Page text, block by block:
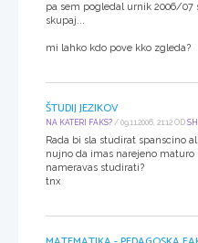
pa sem pogledal urnik 2006/07
skupaj...
mi lahko kdo pove kko zgleda?
ŠTUDIJ JEZIKOV
NA KATERI FAKS? / 09.11.2006, 21:12 OD
Rada bi sla studirat spanscino
nujno da imas narejeno maturo
nameravas studirati?
tnx